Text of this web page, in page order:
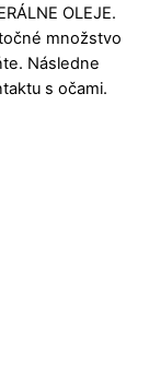
OLEJE.
množstvo
Následne
s očami.